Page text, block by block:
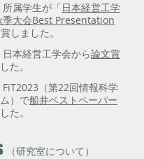
属学生が「日本経営工学
季大会Best Presentation
しました。
本経営工学会から論文賞
た。
（第22回情報科学
）で船井ベストペーパー
た。
（研究室について）